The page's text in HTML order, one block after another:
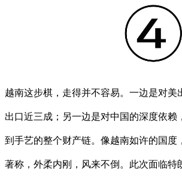
越南这步棋，走得并不容易。一边是对美
出口近三成；另一边是对中国的深度依赖
到手艺的整个财产链。像越南如许的国度
著称，外柔内刚，风来不倒。此次面临特